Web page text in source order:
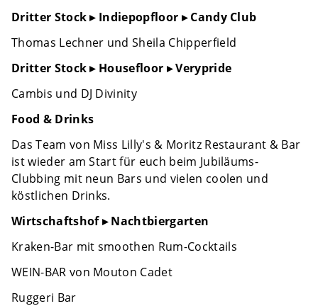
Dritter Stock ▸ Indiepopfloor ▸ Candy Club
Thomas Lechner und Sheila Chipperfield
Dritter Stock ▸ Housefloor ▸ Verypride
Cambis und DJ Divinity
Food & Drinks
Das Team von Miss Lilly's & Moritz Restaurant & Bar
ist wieder am Start für euch beim Jubiläums-
Clubbing mit neun Bars und vielen coolen und
köstlichen Drinks.
Wirtschaftshof ▸ Nachtbiergarten
Kraken-Bar mit smoothen Rum-Cocktails
WEIN-BAR von Mouton Cadet
Ruggeri Bar